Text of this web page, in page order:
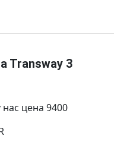
Transway 3
нас цена 9400